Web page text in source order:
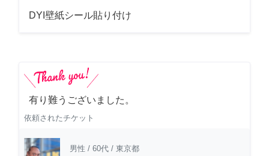
DYI壁紙シール貼り付け
有り難うございました。
依頼されたチケット
男性 / 60代 / 東京都